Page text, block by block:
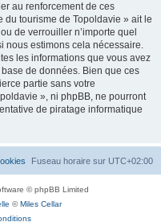
au renforcement de ces
du tourisme de Topoldavie » ait le
de verrouiller n’importe quel
nous estimons cela nécessaire.
les informations que vous avez
de données. Bien que ces
partie sans votre
», ni phpBB, ne pourront
de piratage informatique
Fuseau horaire sur UTC+02:00
© phpBB Limited
©Miles Cellar